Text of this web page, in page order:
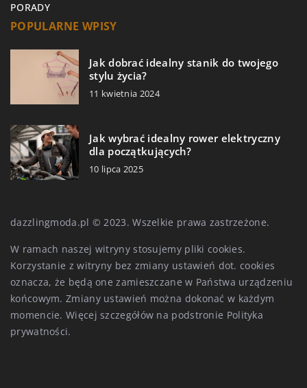
PORADY
POPULARNE WPISY
Jak dobrać idealny stanik do twojego
stylu życia?
11 kwietnia 2024
Jak wybrać idealny rower elektryczny
dla początkujących?
10 lipca 2025
dazzlingmoda.pl © 2023. Wszelkie prawa zastrzeżone.
W ramach naszej witryny stosujemy pliki cookies.
Korzystanie z witryny bez zmiany ustawień dot. cookies
oznacza, że będą one zamieszczane w Państwa urządzeniu
końcowym. Zmiany ustawień można dokonać w każdym
momencie. Więcej szczegółów na podstronie Polityka
prywatności.